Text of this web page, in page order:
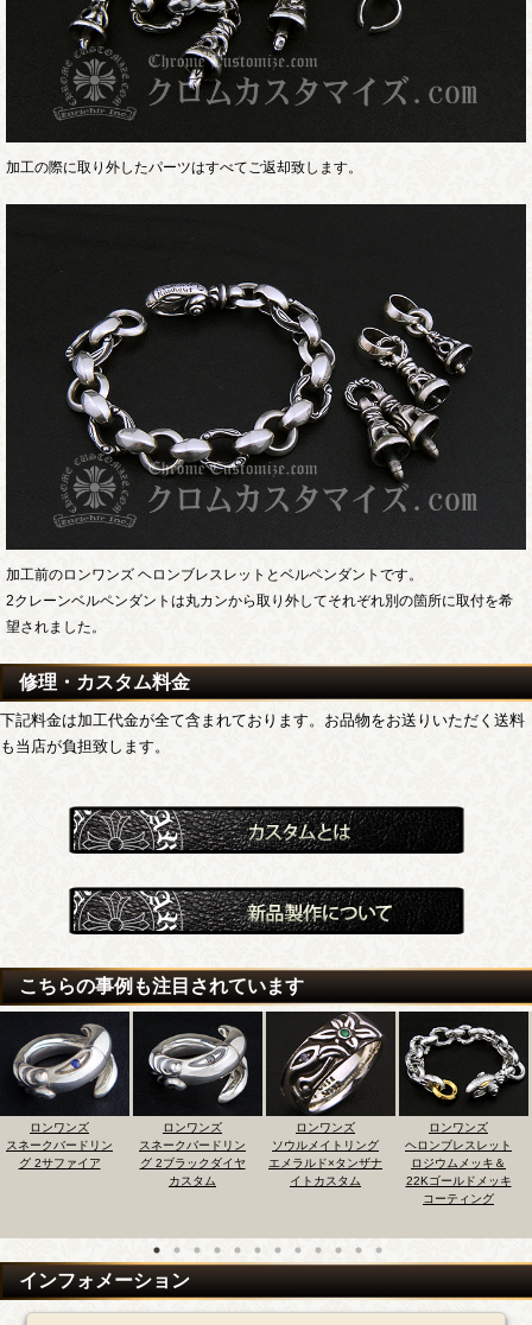
加工の際に取り外したパーツはすべてご返却致します。
加工前のロンワンズ ヘロンブレスレットとベルペンダントです。
2クレーンベルペンダントは丸カンから取り外してそれぞれ別の箇所に取付を希
望されました。
修理・カスタム料金
下記料金は加工代金が全て含まれております。お品物をお送りいただく送料
も当店が負担致します。
こちらの事例も注目されています
ン
ロンワンズ
スネークバードリン
グ 2ブラックダイヤ
ロンワンズ
ソウルメイトリング
エメラルド×タンザナ
イトカスタム
ロンワンズ
ヘロンブレスレット
ロジウムメッキ＆
22Kゴールドメッキ
ロンワンズ
2クレーンベル
ント 22Kゴー
ッキコーティ
インフォメーション